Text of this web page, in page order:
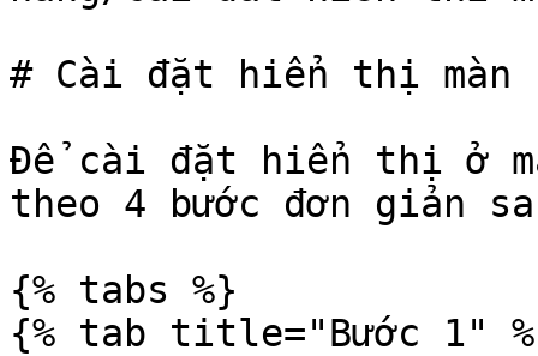
# Cài đặt hiển thị màn
Để cài đặt hiển thị ở
theo 4 bước đơn giản
{% tabs %}
{% tab title="Bước 1"